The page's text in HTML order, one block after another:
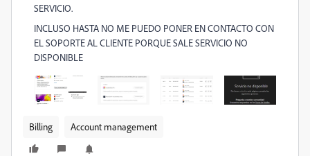
SERVICIO.
INCLUSO HASTA NO ME PUEDO PONER EN CONTACTO CON
EL SOPORTE AL CLIENTE PORQUE SALE SERVICIO NO
DISPONIBLE
Billing Account management